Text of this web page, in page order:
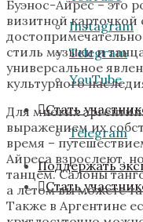
Telegram
Стать
Поддержать
Instagram
YouTube
Telegram
Стать
Буэнос-Айрес – это
визитной карточкой
стиль музыки и
универсальное
культурного
Для многих
выражением их
время –
Айреса взрослеют,
танцем. Салоны
а летом вы можете
Также в Аргентине